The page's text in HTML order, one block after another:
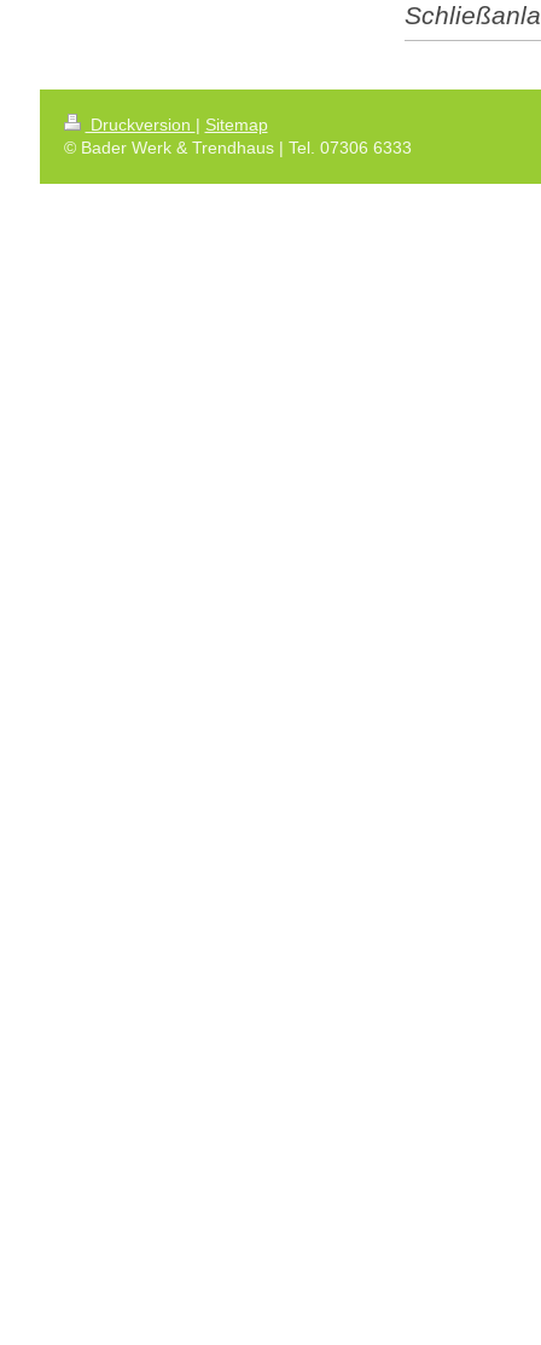
Druckversion | Sitemap
© Bader Werk & Trendhaus | Tel. 07306 6333